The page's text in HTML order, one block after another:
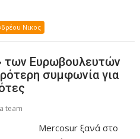
Νικος
των Ευρωβουλευτών
συμφωνία για
team
Mercosur ξανά στο